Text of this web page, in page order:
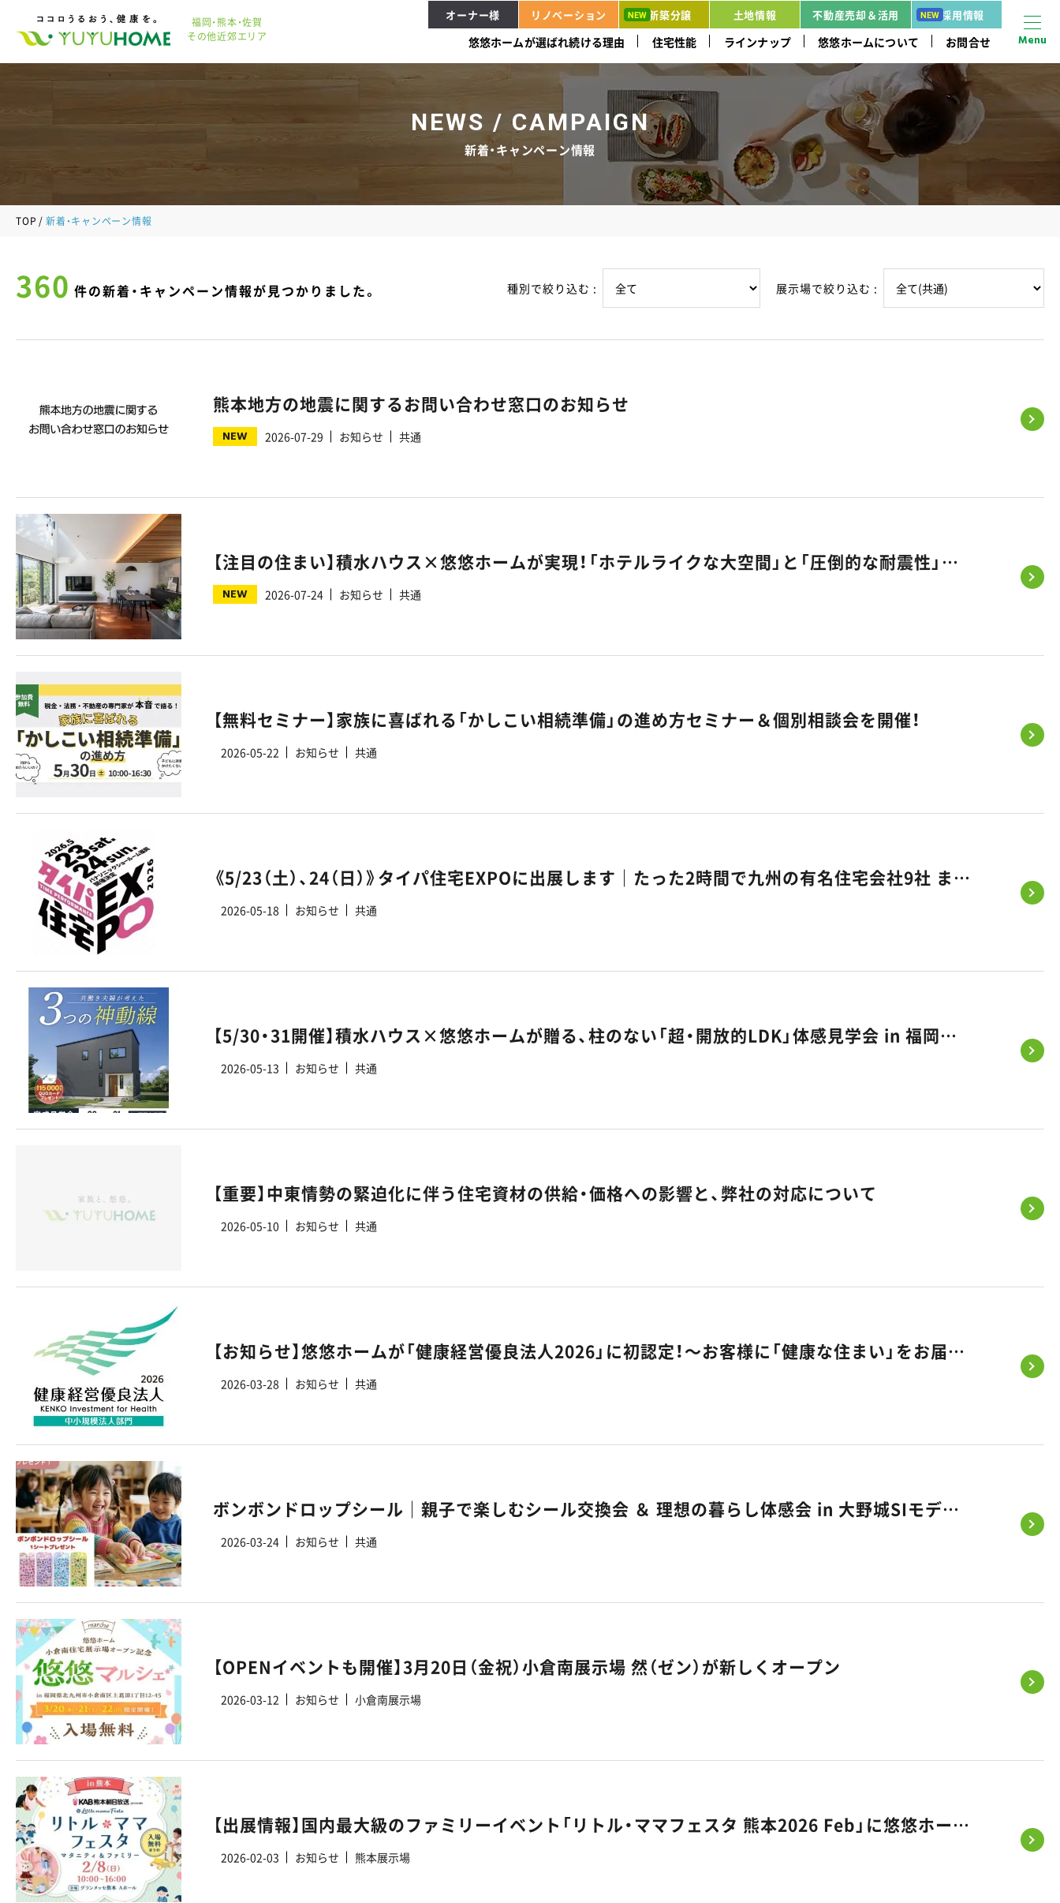
福岡・熊本・佐賀
その他近郊エリア
悠悠ホームが選ばれ続ける理由 住宅性能 ラインナップ 悠悠ホームについて お問合せ
オーナー様 リノベーション 新築分譲 土地情報 不動産売却＆活用 採用情報
Menu
NEWS / CAMPAIGN
新着・キャンペーン情報
TOP 新着・キャンペーン情報
360 件の新着・キャンペーン情報が見つかりました。 種別で絞り込む : 展示場で絞り込む :
熊本地方の地震に関するお問い合わせ窓口のお知らせ
NEW 2026-07-29 お知らせ 共通
【注目の住まい】積水ハウス×悠悠ホームが実現！「ホテルライクな大空間」と「圧倒的な耐震性」を両立する「SIコラボ」の秘密とは？
NEW 2026-07-24 お知らせ 共通
【無料セミナー】家族に喜ばれる「かしこい相続準備」の進め方セミナー＆個別相談会を開催！
2026-05-22 お知らせ 共通
《5/23（土）、24（日）》タイパ住宅EXPOに出展します｜たった2時間で九州の有名住宅会社9社 まとめて比べられる家づくりフェス
2026-05-18 お知らせ 共通
【5/30・31開催】積水ハウス×悠悠ホームが贈る、柱のない「超・開放的LDK」体感見学会 in 福岡市東区
2026-05-13 お知らせ 共通
【重要】中東情勢の緊迫化に伴う住宅資材の供給・価格への影響と、弊社の対応について
2026-05-10 お知らせ 共通
【お知らせ】悠悠ホームが「健康経営優良法人2026」に初認定！～お客様に「健康な住まい」をお届けするため、まずは社員の健康から～
2026-03-28 お知らせ 共通
ボンボンドロップシール｜親子で楽しむシール交換会 ＆ 理想の暮らし体感会 in 大野城SIモデルハウス
2026-03-24 お知らせ 共通
【OPENイベントも開催】3月20日（金祝）小倉南展示場 然（ゼン）が新しくオープン
2026-03-12 お知らせ 小倉南展示場
【出展情報】国内最大級のファミリーイベント「リトル・ママフェスタ 熊本2026 Feb」に悠悠ホームが出展いたします！
2026-02-03 お知らせ 熊本展示場